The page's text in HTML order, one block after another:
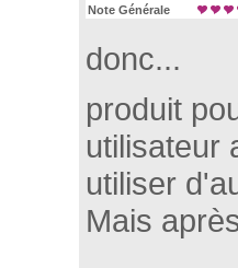
Note Générale
donc...
produit
utilisateur
utiliser
Mais